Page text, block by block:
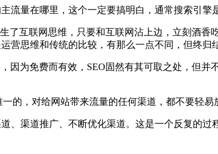
量在哪里，这个一定要搞明白，通常搜索引擎
互联网思维，只要和互联网沾上边，立刻酒香
营思维和传统的比较，有那么一点不同，但终归
为免费而有效，SEO固然有其可取之处，但并
，对给网站带来流量的任何渠道，都不要轻易
渠道推广、不断优化渠道。这是一个反复的过